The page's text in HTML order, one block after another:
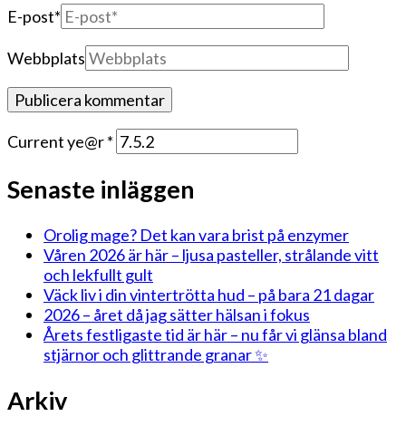
E-post*
Webbplats
Current ye@r*
Senaste inläggen
Orolig mage? Det kan vara brist på enzymer
Våren 2026 är här – ljusa pasteller, strålande vitt
och lekfullt gult
Väck liv i din vintertrötta hud – på bara 21 dagar
2026 – året då jag sätter hälsan i fokus
Årets festligaste tid är här – nu får vi glänsa bland
stjärnor och glittrande granar ✨
Arkiv